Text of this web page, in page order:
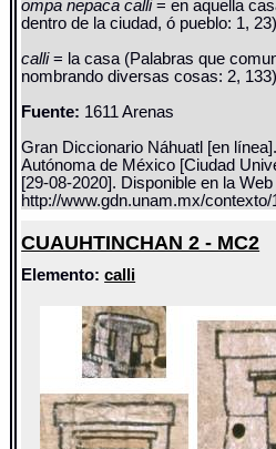
ompa nepaca calli= en aquella
dentro de la ciudad, ó pueblo: 1, 23)
calli= la casa (Palabras que
nombrando diversas cosas: 2, 133)
Fuente: 1611 Arenas
Gran Diccionario Náhuatl [en
Autónoma de México [Ciudad
[29-08-2020]. Disponible en la Web
http://www.gdn.unam.mx/contexto/
CUAUHTINCHAN 2 - MC2
Elemento:calli